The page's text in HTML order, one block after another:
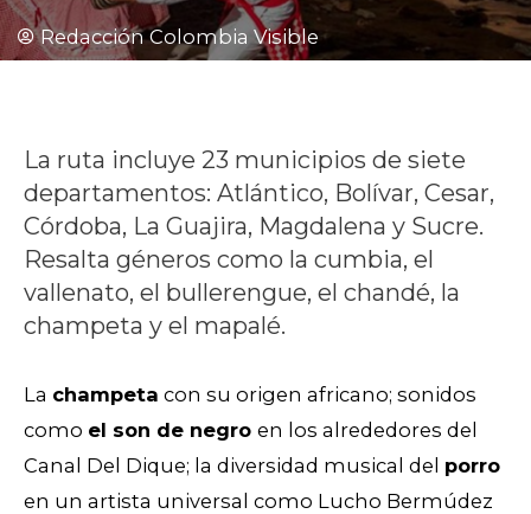
Redacción Colombia Visible
La ruta incluye 23 municipios de siete
departamentos: Atlántico, Bolívar, Cesar,
Córdoba, La Guajira, Magdalena y Sucre.
Resalta géneros como la cumbia, el
vallenato, el bullerengue, el chandé, la
champeta y el mapalé.
La champeta con su origen africano; sonidos
como el son de negro en los alrededores del
Canal Del Dique; la diversidad musical del porro
en un artista universal como Lucho Bermúdez